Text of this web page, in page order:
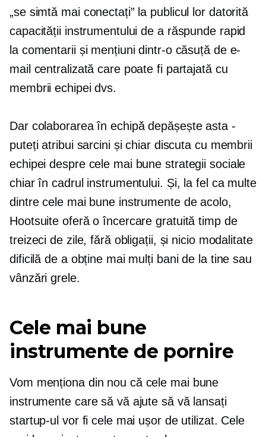
„se simtă mai conectați” la publicul lor datorită
capacității instrumentului de a răspunde rapid
la comentarii și mențiuni dintr-o căsuță de e-
mail centralizată care poate fi partajată cu
membrii echipei dvs.
Dar colaborarea în echipă depășește asta -
puteți atribui sarcini și chiar discuta cu membrii
echipei despre cele mai bune strategii sociale
chiar în cadrul instrumentului. Și, la fel ca multe
dintre cele mai bune instrumente de acolo,
Hootsuite oferă o încercare gratuită timp de
treizeci de zile, fără obligații, și nicio modalitate
dificilă de a obține mai mulți bani de la tine sau
vânzări grele.
Cele mai bune
instrumente de pornire
Vom menționa din nou că cele mai bune
instrumente care să vă ajute să vă lansați
startup-ul vor fi cele mai ușor de utilizat. Cele